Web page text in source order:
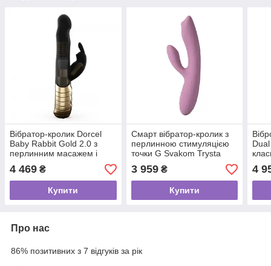
Вібратор-кролик Dorcel
Baby Rabbit Gold 2.0 з
перлинним масажем і
головкою, що обертається
4 469 ₴
Купити
Смарт вібратор-кролик з
перлинною стимуляцією
точки G Svakom Trysta
Neo
3 959₴
Купити
4
Про нас
86% позитивних з 7 відгуків за рік